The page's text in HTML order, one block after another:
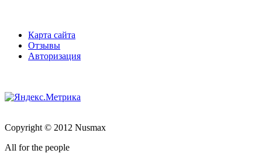
Карта сайта
Отзывы
Авторизация
Copyright © 2012 Nusmax
All for the people